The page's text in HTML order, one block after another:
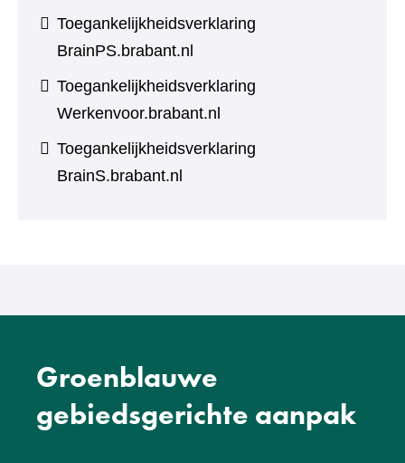
Toegankelijkheidsverklaring
BrainPS.brabant.nl
Toegankelijkheidsverklaring
Werkenvoor.brabant.nl
Toegankelijkheidsverklaring
BrainS.brabant.nl
Groenblauwe
gebiedsgerichte aanpak